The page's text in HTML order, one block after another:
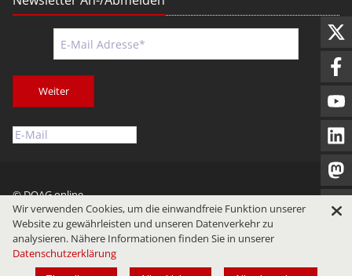
Weiter
© DOAG online
Impressum
Datenschutz Nutzungsbedingungen
Wir verwenden Cookies, um die einwandfreie Funktion unserer
Website zu gewährleisten und unseren Datenverkehr zu
analysieren. Nähere Informationen finden Sie in unserer
Datenschutzerklärung